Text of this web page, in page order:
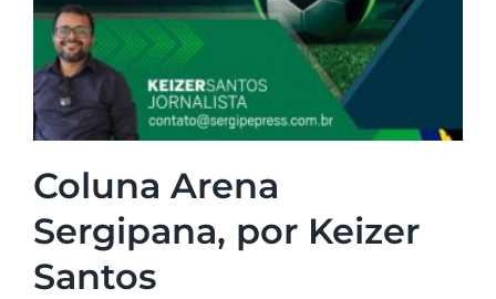
Coluna Arena
Sergipana, por Keizer
Santos